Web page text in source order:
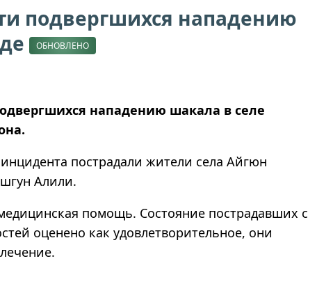
подвергшихся нападению
ОБНОВЛЕНО
нападению шакала в селе
инцидента пострадали жители села Айгюн
Алили.
помощь. Состояние пострадавших с
оценено как удовлетворительное, они